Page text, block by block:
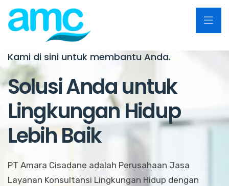
Kami di sini untuk membantu Anda.
Solusi Anda untuk
Lingkungan Hidup
Lebih Baik
PT Amara Cisadane adalah Perusahaan Jasa
Layanan Konsultansi Lingkungan Hidup dengan